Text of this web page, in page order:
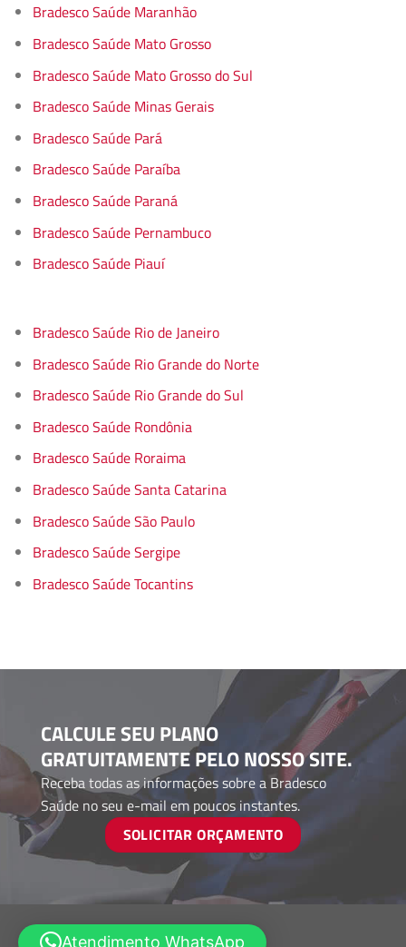
Bradesco Saúde Maranhão
Bradesco Saúde Mato Grosso
Bradesco Saúde Mato Grosso do Sul
Bradesco Saúde Minas Gerais
Bradesco Saúde Pará
Bradesco Saúde Paraíba
Bradesco Saúde Paraná
Bradesco Saúde Pernambuco
Bradesco Saúde Piauí
Bradesco Saúde Rio de Janeiro
Bradesco Saúde Rio Grande do Norte
Bradesco Saúde Rio Grande do Sul
Bradesco Saúde Rondônia
Bradesco Saúde Roraima
Bradesco Saúde Santa Catarina
Bradesco Saúde São Paulo
Bradesco Saúde Sergipe
Bradesco Saúde Tocantins
CALCULE SEU PLANO
GRATUITAMENTE PELO NOSSO SITE.
Receba todas as informações sobre a Bradesco
Saúde no seu e-mail em poucos instantes.
SOLICITAR ORÇAMENTO
Atendimento WhatsApp